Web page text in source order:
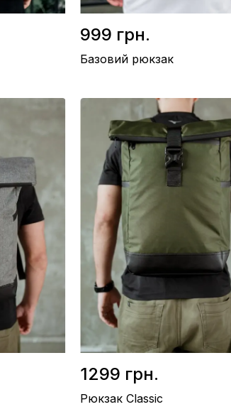
999 грн.
Базовий рюкзак
Розмір / 45х32см
Матеріал / Поліестер із
водовідштовхувальної тканини
Виробництво / Україна
Колір / Хакі
1299 грн.
Рюкзак Classic